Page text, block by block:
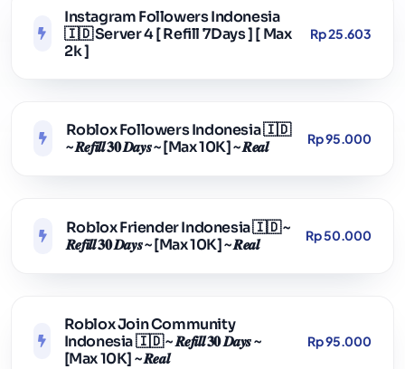
Instagram Followers Indonesia
🇮🇩 Server 4 [ Refill 7Days ] [ Max
2k ]
Rp 25.603
Roblox Followers Indonesia 🇮🇩
~ 𝑹𝒆𝒇𝒊𝒍𝒍 𝟑𝟎 𝑫𝒂𝒚𝒔 ~ [Max 10K] ~ 𝑹𝒆𝒂𝒍
Rp 95.000
Roblox Friender Indonesia 🇮🇩 ~
𝑹𝒆𝒇𝒊𝒍𝒍 𝟑𝟎 𝑫𝒂𝒚𝒔 ~ [Max 10K] ~ 𝑹𝒆𝒂𝒍
Rp 50.000
Roblox Join Community
Indonesia 🇮🇩 ~ 𝑹𝒆𝒇𝒊𝒍𝒍 𝟑𝟎 𝑫𝒂𝒚𝒔 ~
[Max 10K] ~ 𝑹𝒆𝒂𝒍
Rp 95.000